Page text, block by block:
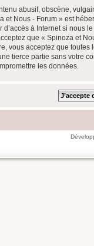
abusif, obscène,
et Nous - Forum » est
à Internet si nous
que « Spinoza et
vous acceptez que
tierce partie sans votre
les données.